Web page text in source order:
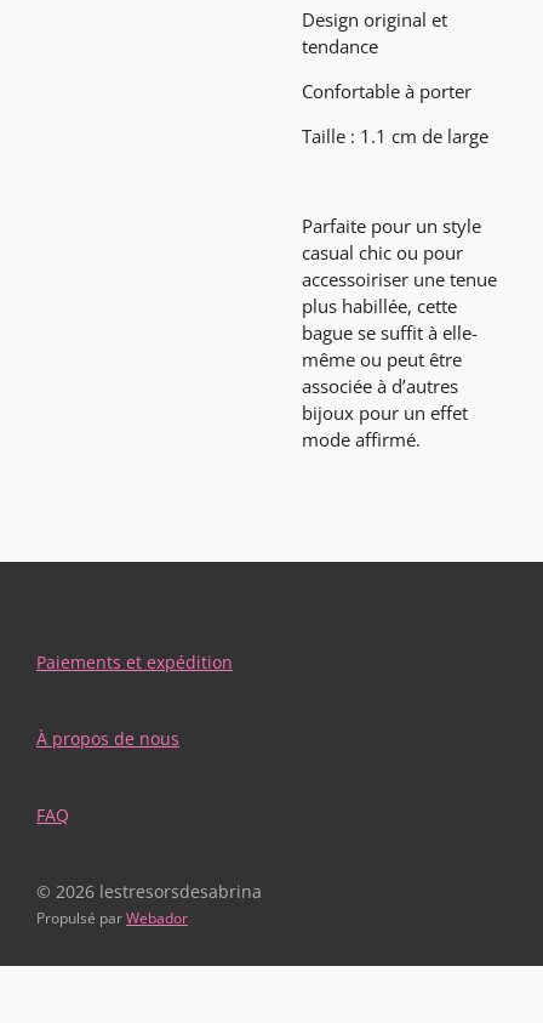
Design original et
tendance
Confortable à porter
Taille : 1.1 cm de large
Parfaite pour un style
casual chic ou pour
accessoiriser une tenue
plus habillée, cette
bague se suffit à elle-
même ou peut être
associée à d’autres
bijoux pour un effet
mode affirmé.
Paiements et expédition
À propos de nous
FAQ
© 2026 lestresorsdesabrina
Propulsé par Webador